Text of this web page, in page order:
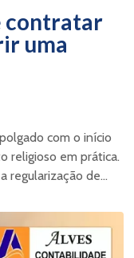
contratar
uma
com o início
religioso em prática.
regularização de...